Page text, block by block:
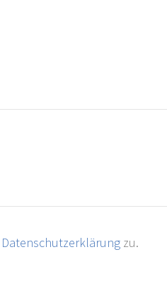
Datenschutzerklärung zu.